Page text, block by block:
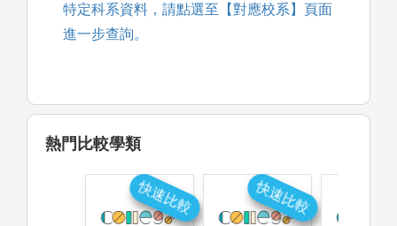
特定科系資料，請點選至【對應校系】頁面
進一步查詢。
熱門比較學類
快速比較 快速比較